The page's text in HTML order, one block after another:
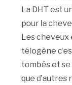
La DHT est
pour la
Les
télogène
tombés et
que d’autres